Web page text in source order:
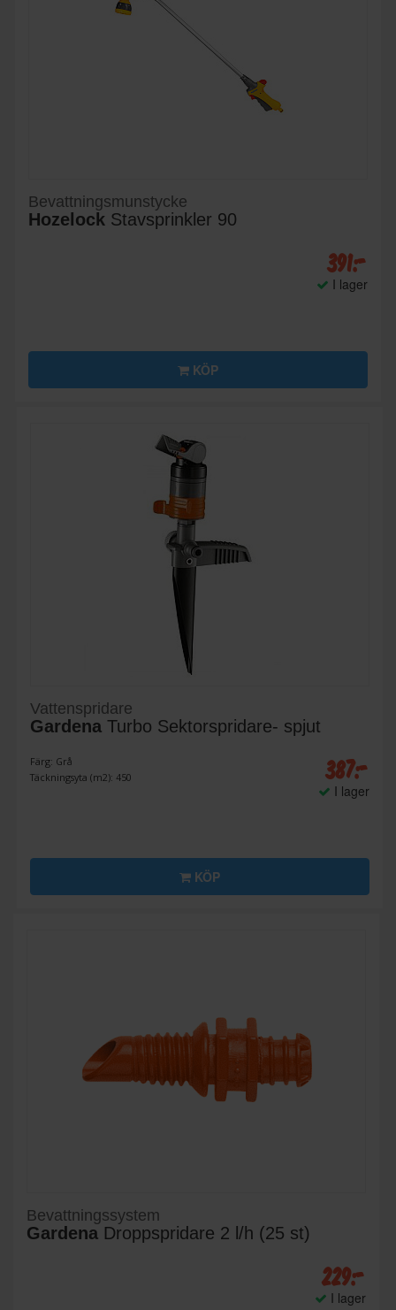
Bevattningsmunstycke
Hozelock Stavsprinkler 90
391:-
I lager
KÖP
Vattenspridare
Gardena Turbo Sektorspridare- spjut
Färg: Grå
Täckningsyta (m2): 450
387:-
I lager
KÖP
Bevattningssystem
Gardena Droppspridare 2 l/h (25 st)
229:-
I lager